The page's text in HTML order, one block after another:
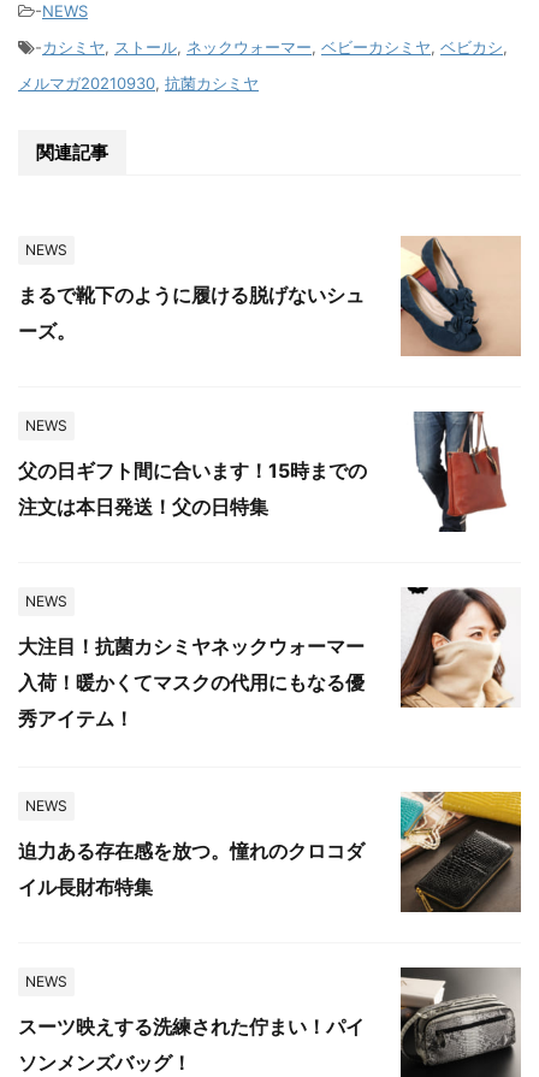
-NEWS
-カシミヤ, ストール, ネックウォーマー, ベビーカシミヤ, ベビカシ,
メルマガ20210930, 抗菌カシミヤ
関連記事
NEWS
まるで靴下のように履ける脱げないシュ
ーズ。
NEWS
父の日ギフト間に合います！15時までの
注文は本日発送！父の日特集
NEWS
大注目！抗菌カシミヤネックウォーマー
入荷！暖かくてマスクの代用にもなる優
秀アイテム！
NEWS
迫力ある存在感を放つ。憧れのクロコダ
イル長財布特集
NEWS
スーツ映えする洗練された佇まい！パイ
ソンメンズバッグ！